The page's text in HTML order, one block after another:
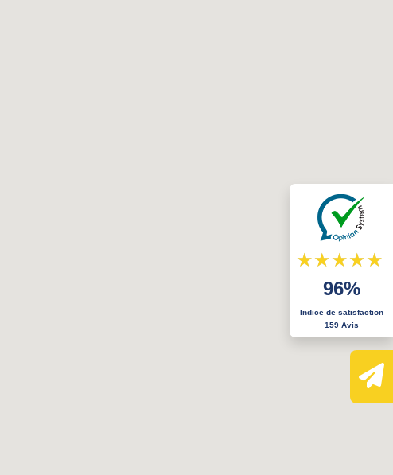
96%
Indice de satisfaction
159 Avis